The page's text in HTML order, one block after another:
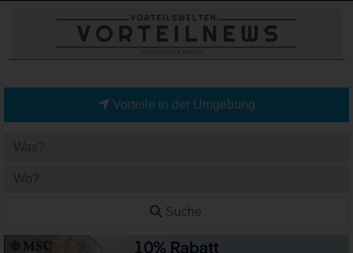
Vorteile in der Umgebung
Suche